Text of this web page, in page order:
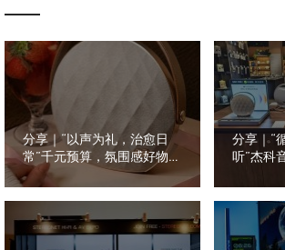
分享｜“以声为礼，治愈日
常”千元预算，氛围感好物推
荐
分享｜“
听”杰科